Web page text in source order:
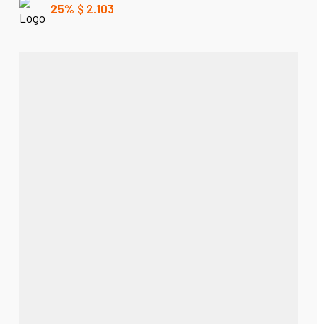
25% $ 2.103